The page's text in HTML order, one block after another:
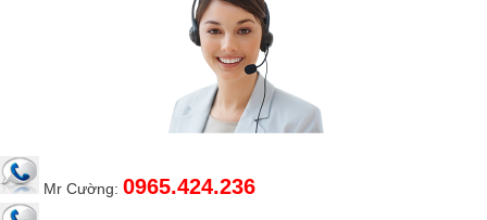
Mr Cường: 0965.424.236